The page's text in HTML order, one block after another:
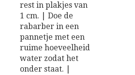
rest in plakjes van
1 cm. | Doe de
rabarber in een
pannetje met een
ruime hoeveelheid
water zodat het
onder staat. |